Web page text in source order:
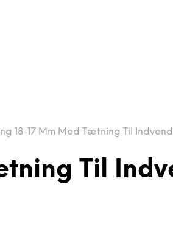
18-17 Mm Med Tætning Til
Til